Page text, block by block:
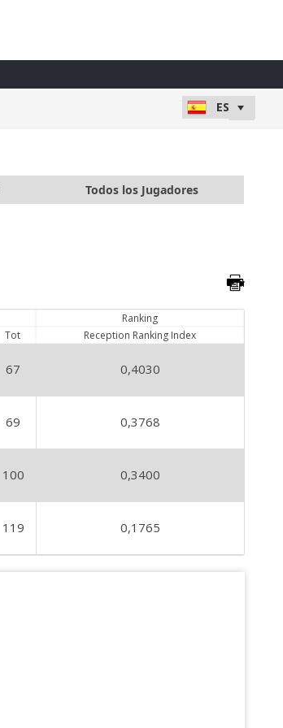
Todos los Jugadores
Ranking
Tot Reception Ranking Index
67 0,4030
69 0,3768
100 0,3400
119 0,1765